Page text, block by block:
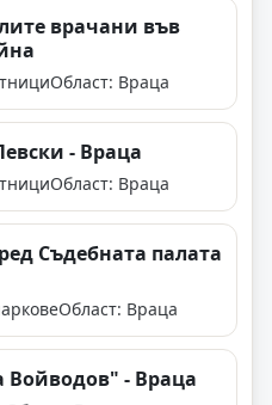
врачани във
Област: Враца
- Враца
Област: Враца
Съдебната палата
Област: Враца
- Враца